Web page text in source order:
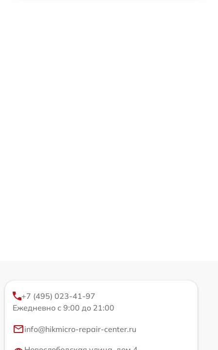
+7 (495) 023-41-97
Ежедневно с 9:00 до 21:00
info@hikmicro-repair-center.ru